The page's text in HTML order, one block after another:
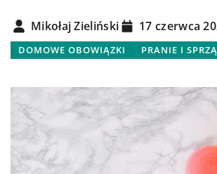
Mikołaj Zieliński 17 czerwca
DOMOWE OBOWIĄZKI PRANIE I